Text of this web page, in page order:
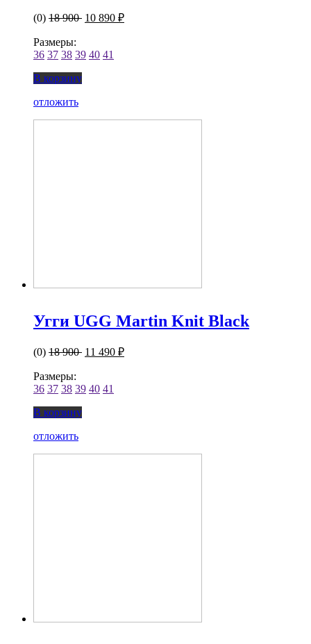
(0) 18 900 10 890 ₽
Размеры:
36 37 38 39 40 41
В корзину
отложить
Угги UGG Martin Knit Black
(0) 18 900 11 490 ₽
Размеры:
36 37 38 39 40 41
В корзину
отложить